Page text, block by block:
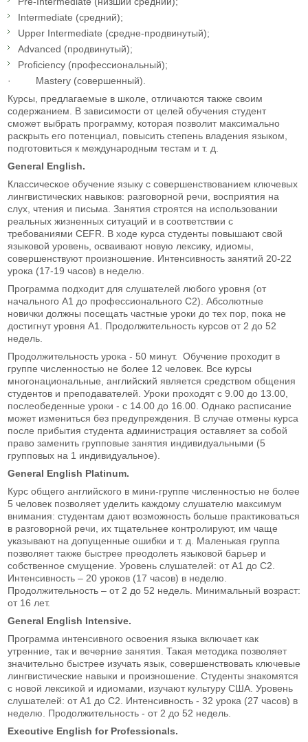
Intermediate (средний);
Upper Intermediate (средне-продвинутый);
Advanced (продвинутый);
Proficiency (профессиональный);
· Mastery (совершенный).
Курсы, предлагаемые в школе, отличаются также своим
содержанием. В зависимости от целей обучения студент
сможет выбрать программу, которая позволит максимально
раскрыть его потенциал, повысить степень владения языком,
подготовиться к международным тестам и т. д.
General English.
Классическое обучение языку с совершенствованием ключевых
лингвистических навыков: разговорной речи, восприятия на
слух, чтения и письма. Занятия строятся на использовании
реальных жизненных ситуаций и в соответствии с
требованиями CEFR. В ходе курса студенты повышают свой
языковой уровень, осваивают новую лексику, идиомы,
совершенствуют произношение. Интенсивность занятий 20-22
урока (17-19 часов) в неделю.
Программа подходит для слушателей любого уровня (от
начального A1 до профессионального C2). Абсолютные
новички должны посещать частные уроки до тех пор, пока не
достигнут уровня A1. Продолжительность курсов от 2 до 52
недель.
Продолжительность урока - 50 минут. Обучение проходит в
группе численностью не более 12 человек. Все курсы
многонациональные, английский является средством общения
студентов и преподавателей. Уроки проходят с 9.00 до 13.00,
послеобеденные уроки - с 14.00 до 16.00. Однако расписание
может измениться без предупреждения. В случае отмены курса
после прибытия студента администрация оставляет за собой
право заменить групповые занятия индивидуальными (5
групповых на 1 индивидуальное).
General English Platinum.
Курс общего английского в мини-группе численностью не более
5 человек позволяет уделить каждому слушателю максимум
внимания: студентам дают возможность больше практиковаться
в разговорной речи, их тщательнее контролируют, им чаще
указывают на допущенные ошибки и т. д. Маленькая группа
позволяет также быстрее преодолеть языковой барьер и
собственное смущение. Уровень слушателей: от А1 до С2.
Интенсивность – 20 уроков (17 часов) в неделю.
Продолжительность – от 2 до 52 недель. Минимальный возраст:
от 16 лет.
General English Intensive.
Программа интенсивного освоения языка включает как
утренние, так и вечерние занятия. Такая методика позволяет
значительно быстрее изучать язык, совершенствовать ключевые
лингвистические навыки и произношение. Студенты знакомятся
с новой лексикой и идиомами, изучают культуру США. Уровень
слушателей: от А1 до С2. Интенсивность - 32 урока (27 часов) в
неделю. Продолжительность - от 2 до 52 недель.
Executive English for Professionals.